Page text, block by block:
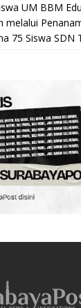
UM BBM
melalui
75 Siswa SDN